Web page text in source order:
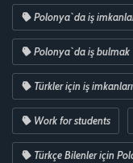
Polonya`da iş
Polonya`da iş bulmak
Türkler için iş imkanları
Work for students
Türkçe Bilenler için